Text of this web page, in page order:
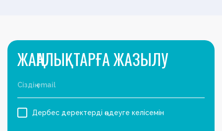
ЖАҢАЛЫҚТАРҒА ЖАЗЫЛУ
Дербес деректерді өңдеуге келісемін